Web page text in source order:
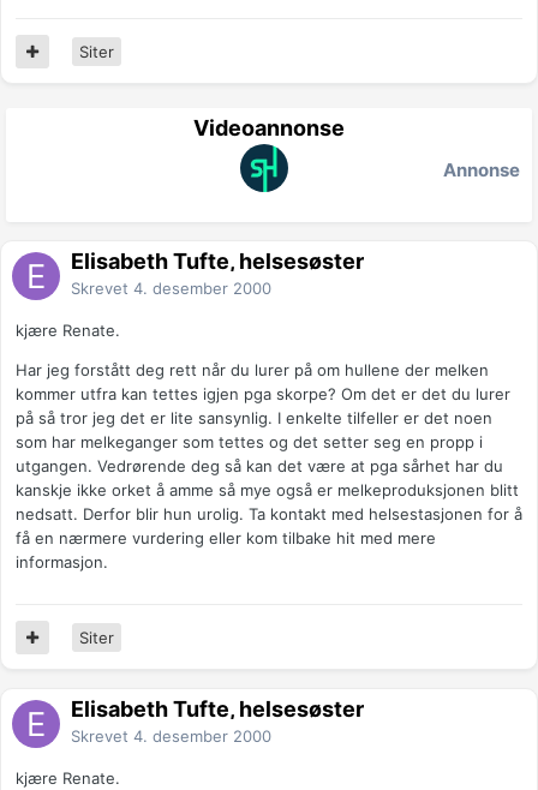
Siter
Videoannonse
Annonse
Elisabeth Tufte, helsesøster
Skrevet 4. desember 2000
kjære Renate.
Har jeg forstått deg rett når du lurer på om hullene der melken
kommer utfra kan tettes igjen pga skorpe? Om det er det du lurer
på så tror jeg det er lite sansynlig. I enkelte tilfeller er det noen
som har melkeganger som tettes og det setter seg en propp i
utgangen. Vedrørende deg så kan det være at pga sårhet har du
kanskje ikke orket å amme så mye også er melkeproduksjonen blitt
nedsatt. Derfor blir hun urolig. Ta kontakt med helsestasjonen for å
få en nærmere vurdering eller kom tilbake hit med mere
informasjon.
Siter
Elisabeth Tufte, helsesøster
Skrevet 4. desember 2000
kjære Renate.